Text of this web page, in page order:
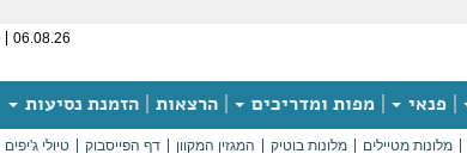
06.08.26
פנאי מפות ומדריכים הרצאות הזמנת נסיעות
מלונות מטיילים מלונות בוטיק המגזין המקוון דף הפייסבוק טיולי ג'יפים